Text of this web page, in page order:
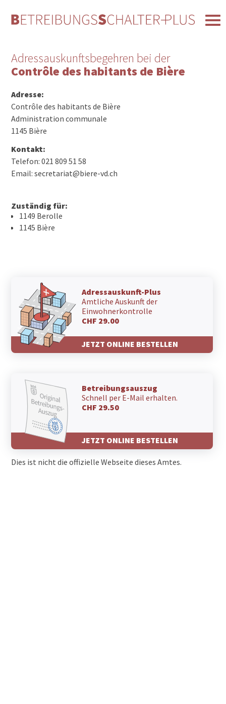
Adressauskunftsbegehren bei der
Contrôle des habitants de Bière
Adresse:
Contrôle des habitants de Bière
Administration communale
1145 Bière
Kontakt:
Telefon: 021 809 51 58
Email: secretariat@biere-vd.ch
Zuständig für:
1149 Berolle
1145 Bière
Adressauskunft-Plus
Amtliche Auskunft der
Einwohnerkontrolle
CHF 29.00
JETZT ONLINE BESTELLEN
Betreibungsauszug
Schnell per E-Mail erhalten.
CHF 29.50
JETZT ONLINE BESTELLEN
Dies ist nicht die offizielle Webseite dieses Amtes.